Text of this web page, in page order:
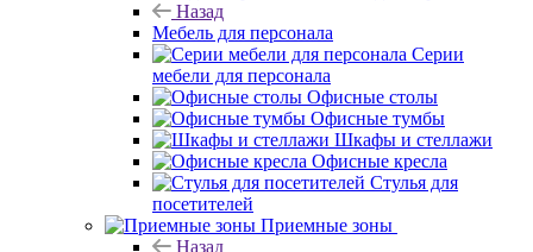
Назад
Мебель для персонала
Серии
мебели для персонала
Офисные столы
Офисные тумбы
Шкафы и стеллажи
Офисные кресла
Стулья для
посетителей
Приемные зоны
Назад